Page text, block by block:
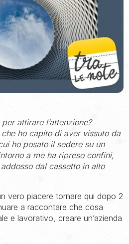
attirare l’attenzione?
ho capito di aver vissuto da
ho posato il sedere su un
a me ha ripreso confini,
dal cassetto in alto
vero piacere tornare qui dopo 2
a raccontare che cosa
e lavorativo, creare un’azienda